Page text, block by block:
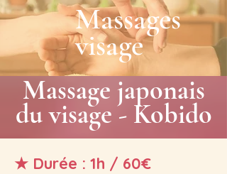
Massages
visage
Massage japonais
du visage - Kobido
★ Durée : 1h / 60€